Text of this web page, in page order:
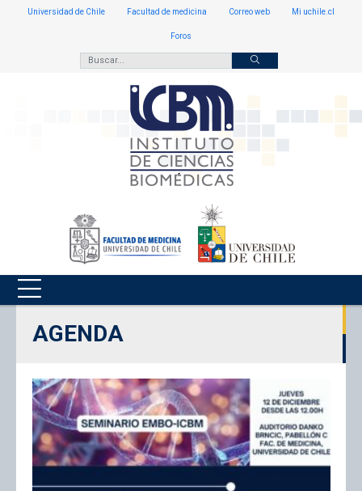
Universidad de Chile Facultad de medicina Correo web Mi uchile.cl
Foros
AGENDA